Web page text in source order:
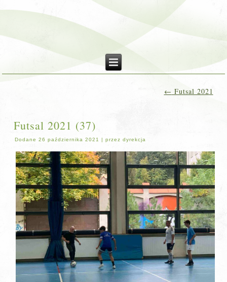
← Futsal 2021
Futsal 2021 (37)
Dodane 26 października 2021 |przez dyrekcja